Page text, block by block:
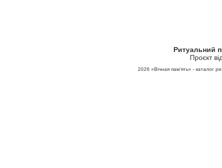
Ритуальний
Проєкт
2026 «Вічная пам'ять» - каталог